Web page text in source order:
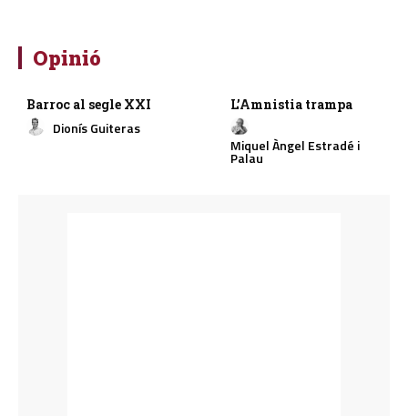
Opinió
Barroc al segle XXI
Dionís Guiteras
L’Amnistia trampa
Miquel Àngel Estradé i
Palau